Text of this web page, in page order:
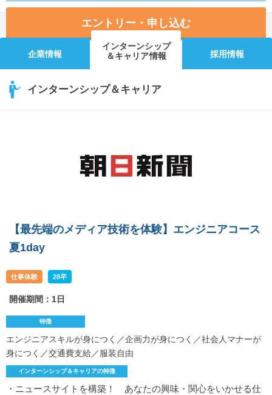
エントリー・申し込む
企業情報
インターンシップ
＆キャリア情報
採用情報
インターンシップ＆キャリア
【最先端のメディア技術を体験】エンジニアコース
夏1day
仕事体験 28卒
開催期間：1日
特徴
エンジニアスキルが身につく／企画力が身につく／社会人マナーが
身につく／交通費支給／服装自由
インターンシップ＆キャリアの特徴
・ニュースサイトを構築！ あなたの興味・関心をいかせる仕